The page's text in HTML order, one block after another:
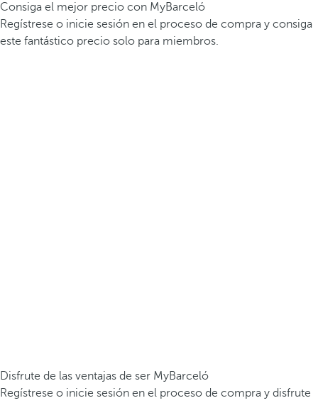
Consiga el mejor precio con MyBarceló
Regístrese o inicie sesión en el proceso de compra y consiga
este fantástico precio solo para miembros.
Disfrute de las ventajas de ser MyBarceló
Regístrese o inicie sesión en el proceso de compra y disfrute